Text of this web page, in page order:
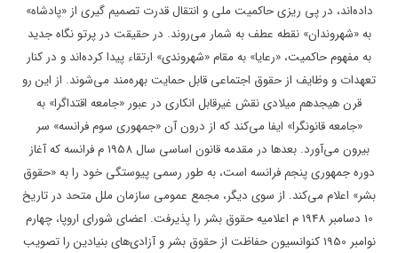
داده‌اند، در پی ریزی حاکمیت ملی و انتقال قدرت تصمیم گیری از «پادشاه»
به «شهروندان» نقطه عطف به شمار می‌روند. در حقیقت در پرتو نگاه جدید
به مفهوم حاکمیت، «رعایا» به مقام «شهروندی» ارتقاء پیدا کرده‌اند و در کنار
تعهدات و وظایف از حقوق اجتماعی قابل حمایت بهره‌مند می‌شوند. از این رو
قرن هیجدهم میلادی نقش غیرقابل انکاری در عبور «جامعه اقتداگرا» به
«جامعه قانونگرا» ایفا می‌کند که از درون آن «جمهوری سوم فرانسه» سر
بیرون می‌آورد. بعدها در مقدمه قانون اساسی سال 1958 م فرانسه که آغاز
دوره جمهوری پنجم فرانسه است، به طور رسمی پیوستگی خود را به «حقوق
بشر» اعلام می‌کند. از سوی دیگر، مجمع عمومی سازمان ملل متحد در تاریخ
10 دسامبر 1948 م اعلامیه حقوق بشر را پذیرفت. اعضای شورای اروپا، چهارم
نوامبر 1950 کنوانسیون حفاظت از حقوق بشر و آزادی‌های بنیادین را تصویب